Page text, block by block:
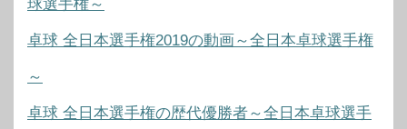
球選手権～
卓球 全日本選手権2019の動画～全日本卓球選手権
～
卓球 全日本選手権の歴代優勝者～全日本卓球選手